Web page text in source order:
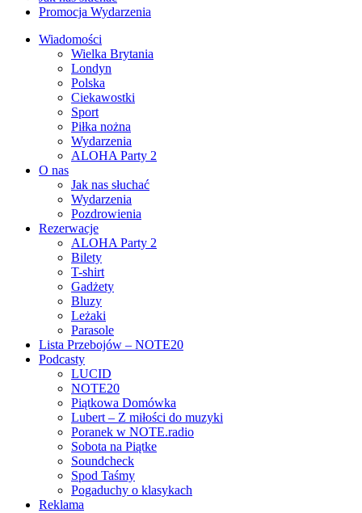
Promocja Wydarzenia
Wiadomości
Wielka Brytania
Londyn
Polska
Ciekawostki
Sport
Piłka nożna
Wydarzenia
ALOHA Party 2
O nas
Jak nas słuchać
Wydarzenia
Pozdrowienia
Rezerwacje
ALOHA Party 2
Bilety
T-shirt
Gadżety
Bluzy
Leżaki
Parasole
Lista Przebojów – NOTE20
Podcasty
LUCID
NOTE20
Piątkowa Domówka
Lubert – Z miłości do muzyki
Poranek w NOTE.radio
Sobota na Piątke
Soundcheck
Spod Taśmy
Pogaduchy o klasykach
Reklama